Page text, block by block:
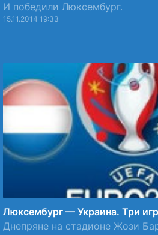
И победили Люксембург.
15.11.2014 19:33
Люксембург — Украина. Три
Днепряне на стадионе Жози